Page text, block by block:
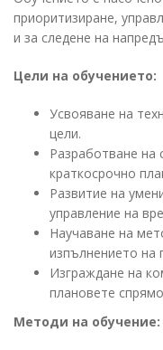
приоритизиране,
и за следене на
Цели на обучението:
Усвояване на
цели.
Разработване на
краткосрочно
Развитие на
управление на
Научаване на
изпълнението на
Изграждане на
плановете
Методи на обучение: